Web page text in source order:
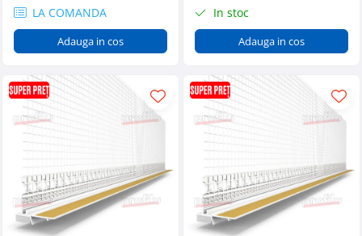
LA COMANDA
Adauga in cos
In stoc
Adauga in cos